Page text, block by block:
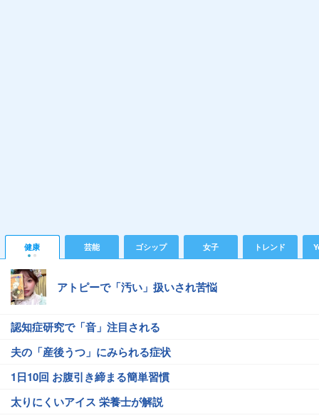
健康 芸能 ゴシップ 女子 トレンド
アトピーで「汚い」扱いされ苦悩
認知症研究で「音」注目される
夫の「産後うつ」にみられる症状
1日10回 お腹引き締まる簡単習慣
太りにくいアイス 栄養士が解説